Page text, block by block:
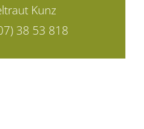
Kunz
38 53 818